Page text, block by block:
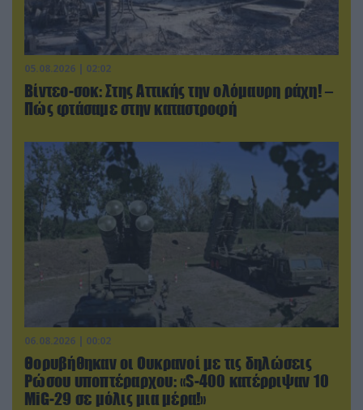
05.08.2026 | 02:02
Βίντεο-σοκ: Στης Αττικής την ολόμαυρη ράχη! –
Πώς φτάσαμε στην καταστροφή
06.08.2026 | 00:02
Θορυβήθηκαν οι Ουκρανοί με τις δηλώσεις
Ρώσου υποπτέραρχου: «S-400 κατέρριψαν 10
MiG-29 σε μόλις μια μέρα!»